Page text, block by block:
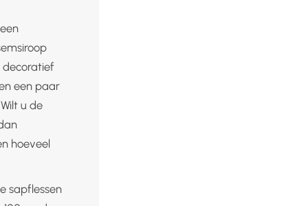
decoratief
een paar
u de
hoeveel
sapflessen